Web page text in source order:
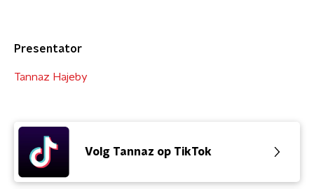
Presentator
Tannaz Hajeby
Volg Tannaz op TikTok